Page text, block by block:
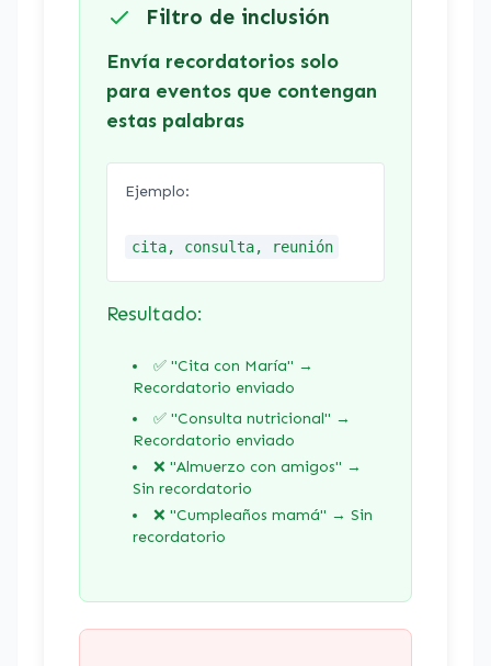
Filtro de inclusión
Envía recordatorios solo
para eventos que contengan
estas palabras
Ejemplo:
cita, consulta, reunión
Resultado:
✅ "Cita con María" →
Recordatorio enviado
✅ "Consulta nutricional" →
Recordatorio enviado
❌ "Almuerzo con amigos" →
Sin recordatorio
❌ "Cumpleaños mamá" → Sin
recordatorio